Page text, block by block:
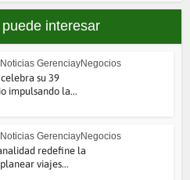
interesar
Noticias GerenciayNegocios
su 39
impulsando la...
Noticias GerenciayNegocios
redefine la
viajes...